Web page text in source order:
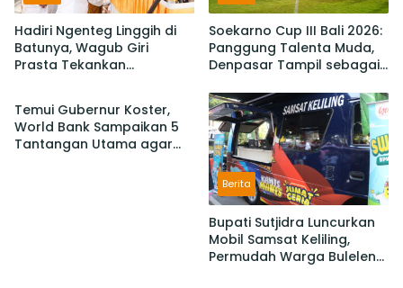
Hadiri Ngenteg Linggih di
Batunya, Wagub Giri
Prasta Tekankan
Krama
Soekarno Cup III Bali 2026:
Panggung Talenta Muda,
Denpasar Tampil sebagai
Badung 3-2
Berita
Temui Gubernur Koster,
World Bank Sampaikan 5
Tantangan Utama agar
Berita
Bupati Sutjidra Luncurkan
Mobil Samsat Keliling,
Permudah Warga Buleleng
Berita